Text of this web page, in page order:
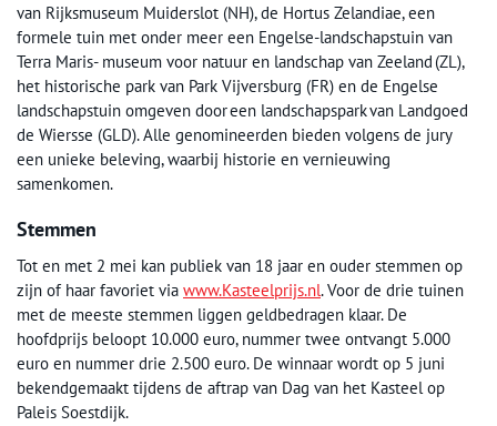
van Rijksmuseum Muiderslot (NH), de Hortus Zelandiae, een
formele tuin met onder meer een Engelse-landschapstuin van
Terra Maris- museum voor natuur en landschap van Zeeland (ZL),
het historische park van Park Vijversburg (FR) en de Engelse
landschapstuin omgeven door een landschapspark van Landgoed
de Wiersse (GLD). Alle genomineerden bieden volgens de jury
een unieke beleving, waarbij historie en vernieuwing
samenkomen.
Stemmen
Tot en met 2 mei kan publiek van 18 jaar en ouder stemmen op
zijn of haar favoriet via www.Kasteelprijs.nl. Voor de drie tuinen
met de meeste stemmen liggen geldbedragen klaar. De
hoofdprijs beloopt 10.000 euro, nummer twee ontvangt 5.000
euro en nummer drie 2.500 euro. De winnaar wordt op 5 juni
bekendgemaakt tijdens de aftrap van Dag van het Kasteel op
Paleis Soestdijk.